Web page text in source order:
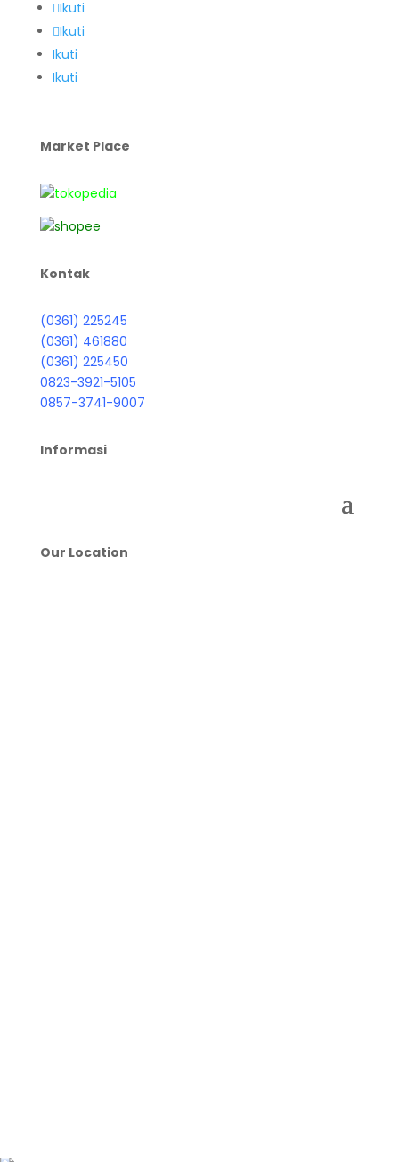
Ikuti
Ikuti
Ikuti
Ikuti
Market Place
Kontak
(0361) 225245
(0361) 461880
(0361) 225450
0823-3921-5105
0857-3741-9007
Informasi
Our Location